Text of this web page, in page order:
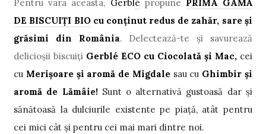
Pentru vara aceasta, Gerblé propune PRIMA GAMĂ
DE BISCUIȚI BIO cu conținut redus de zahăr, sare și
grăsimi din România. Delectează-te și savurează
delicioșii biscuiți Gerblé ECO cu Ciocolată și Mac, cei
cu Merișoare și aromă de Migdale sau cu Ghimbir și
aromă de Lămâie!Sunt o alternativă gustoasă dar și
sănătoasă la dulciurile existente pe piață, atât pentru
cei mici cât și pentru cei mai mari dintre noi.